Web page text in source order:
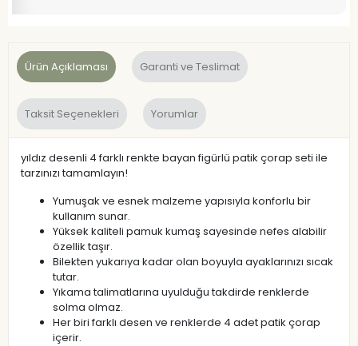
Ürün Açıklaması Garanti ve Teslimat
Taksit Seçenekleri Yorumlar
yıldız desenli 4 farklı renkte bayan figürlü patik çorap seti ile
tarzınızı tamamlayın!
Yumuşak ve esnek malzeme yapısıyla konforlu bir
kullanım sunar.
Yüksek kaliteli pamuk kumaş sayesinde nefes alabilir
özellik taşır.
Bilekten yukarıya kadar olan boyuyla ayaklarınızı sıcak
tutar.
Yıkama talimatlarına uyulduğu takdirde renklerde
solma olmaz.
Her biri farklı desen ve renklerde 4 adet patik çorap
içerir.